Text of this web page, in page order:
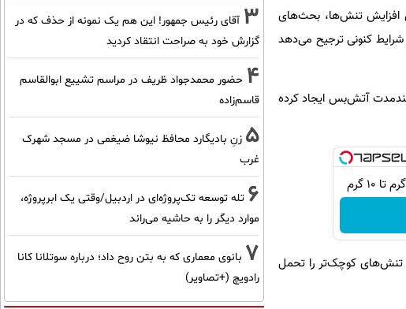
افزایش تنش‌ها، بحث‌های
شرایط کنونی ترجیح می‌دهد
آتش‌بس ایجاد کرده
تنش‌های کوچک‌تر را تحمل
3 آقای رئیس جمهور! این هم یک نمونه از حذف که در
گزارش خود به صراحت انتقاد کردید
4 حضور محمدجواد ظریف در مراسم تشییع ابوالقاسم
قاسم‌زاده
5 زنِ بادیگارد محافظ نیوشا ضیغمی در مسجد شهرک
غرب
6 تله توسعه تک‌پروژه‌ای در اردبیل/وقتی یک ابرپروژه،
موارد دیگر را به حاشیه می‌راند
7 بانوی معماری که به بتن روح داد؛ درباره سوتلانا کانا
رادویچ (+تصاویر)